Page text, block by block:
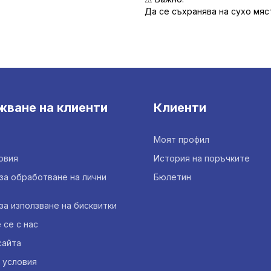
Да се съхранява на сухо
на клиенти
обработване на лични
използване на бисквитки
с нас
Клиенти
Моят профил
История на поръчките
Бюлетин